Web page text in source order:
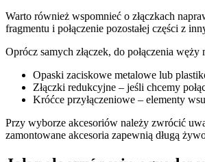
Warto również wspomnieć o złączkach
fragmentu i połączenie pozostałej części z
Oprócz samych złączek, do połączenia
Opaski zaciskowe metalowe lub
Złączki redukcyjne – jeśli chcemy
Króćce przyłączeniowe – elementy
Przy wyborze akcesoriów należy zwrócić
zamontowane akcesoria zapewnią długą